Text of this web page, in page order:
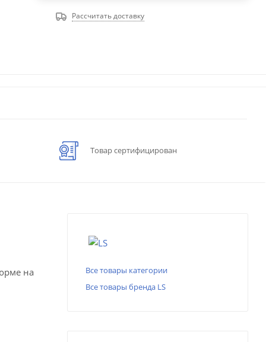
Рассчитать доставку
Товар сертифицирован
на
Все товары категории
Все товары бренда LS